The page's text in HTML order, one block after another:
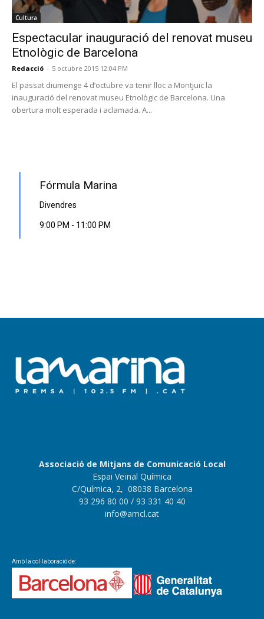
Cultura
Espectacular inauguració del renovat museu
Etnològic de Barcelona
Redacció - 5 octubre 2015 12:04 PM
El passat diumenge 4 d’octubre va tenir lloc a Montjuïc la
inauguració del renovat museu Etnològic de Barcelona. Una
obertura molt esperada i aclamada. A...
Fórmula Marina
Divendres
9:00 PM - 11:00 PM
Associació de Mitjans de Comunicació Local
Espai Veïnal Química
C/Química, 2, 08038 Barcelona
93 296 80 00 / 93 331 40 40
info@amcl.cat
Amb la col·laboració de: